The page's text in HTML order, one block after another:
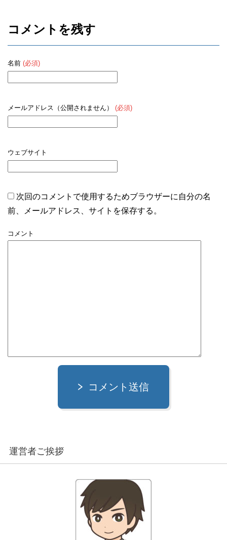
コメントを残す
名前 (必須)
メールアドレス（公開されません） (必須)
ウェブサイト
次回のコメントで使用するためブラウザーに自分の名
前、メールアドレス、サイトを保存する。
コメント
コメント送信
運営者ご挨拶